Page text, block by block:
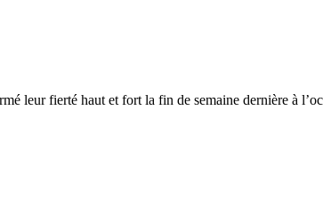
leur fierté haut et fort la fin de semaine dernière à